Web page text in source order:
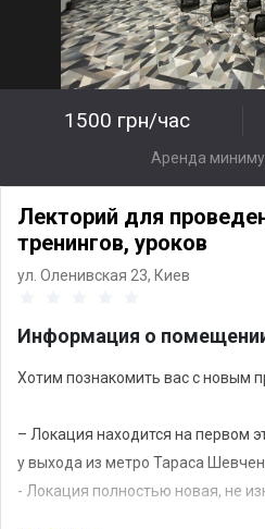
1500 грн/час
Аренда
Лекторий для
тренингов, уроков
ул. Оленивская 23, Киев
Информация о
Хотим познакомить вас с новым
– Локация находится на первом
у выхода из метро Тараса
- Локация полностью новая, не